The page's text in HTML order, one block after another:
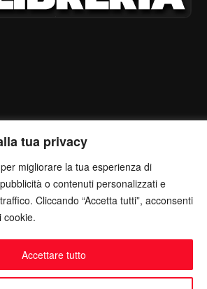
tua privacy
migliorare la tua esperienza di
o contenuti personalizzati e
Cliccando “Accetta tutti”, acconsenti
cookie.
Accettare tutto